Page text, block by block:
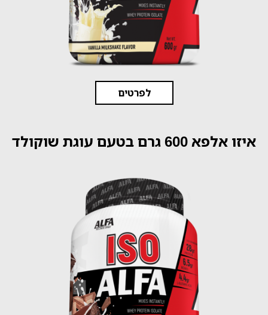
לפרטים
איזו אלפא 600 גרם בטעם עוגת שוקולד